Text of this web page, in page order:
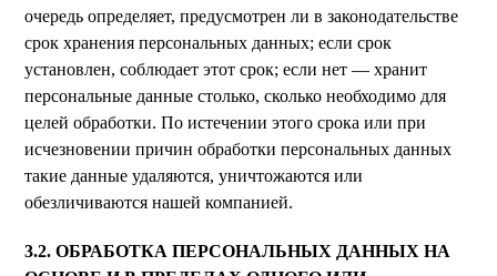
очередь определяет, предусмотрен ли в законодательстве
срок хранения персональных данных; если срок
установлен, соблюдает этот срок; если нет — хранит
персональные данные столько, сколько необходимо для
целей обработки. По истечении этого срока или при
исчезновении причин обработки персональных данных
такие данные удаляются, уничтожаются или
обезличиваются нашей компанией.
3.2. ОБРАБОТКА ПЕРСОНАЛЬНЫХ ДАННЫХ НА